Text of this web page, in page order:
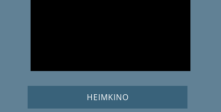
HEIMKINO